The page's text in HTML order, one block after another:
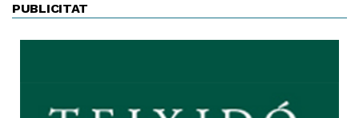
PUBLICITAT